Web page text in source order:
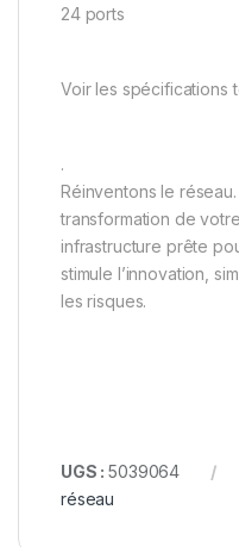
24 ports
Voir les spécifications
.
Réinventons le
transformation de
infrastructure prête
stimule l’innovation,
les risques.
UGS :5039064
réseau